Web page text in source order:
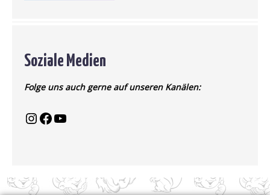
Soziale Medien
Folge uns auch gerne auf unseren Kanälen: